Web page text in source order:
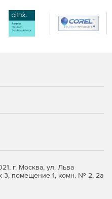
г. Москва, ул. Льва
3, помещение 1, комн. № 2, 2а